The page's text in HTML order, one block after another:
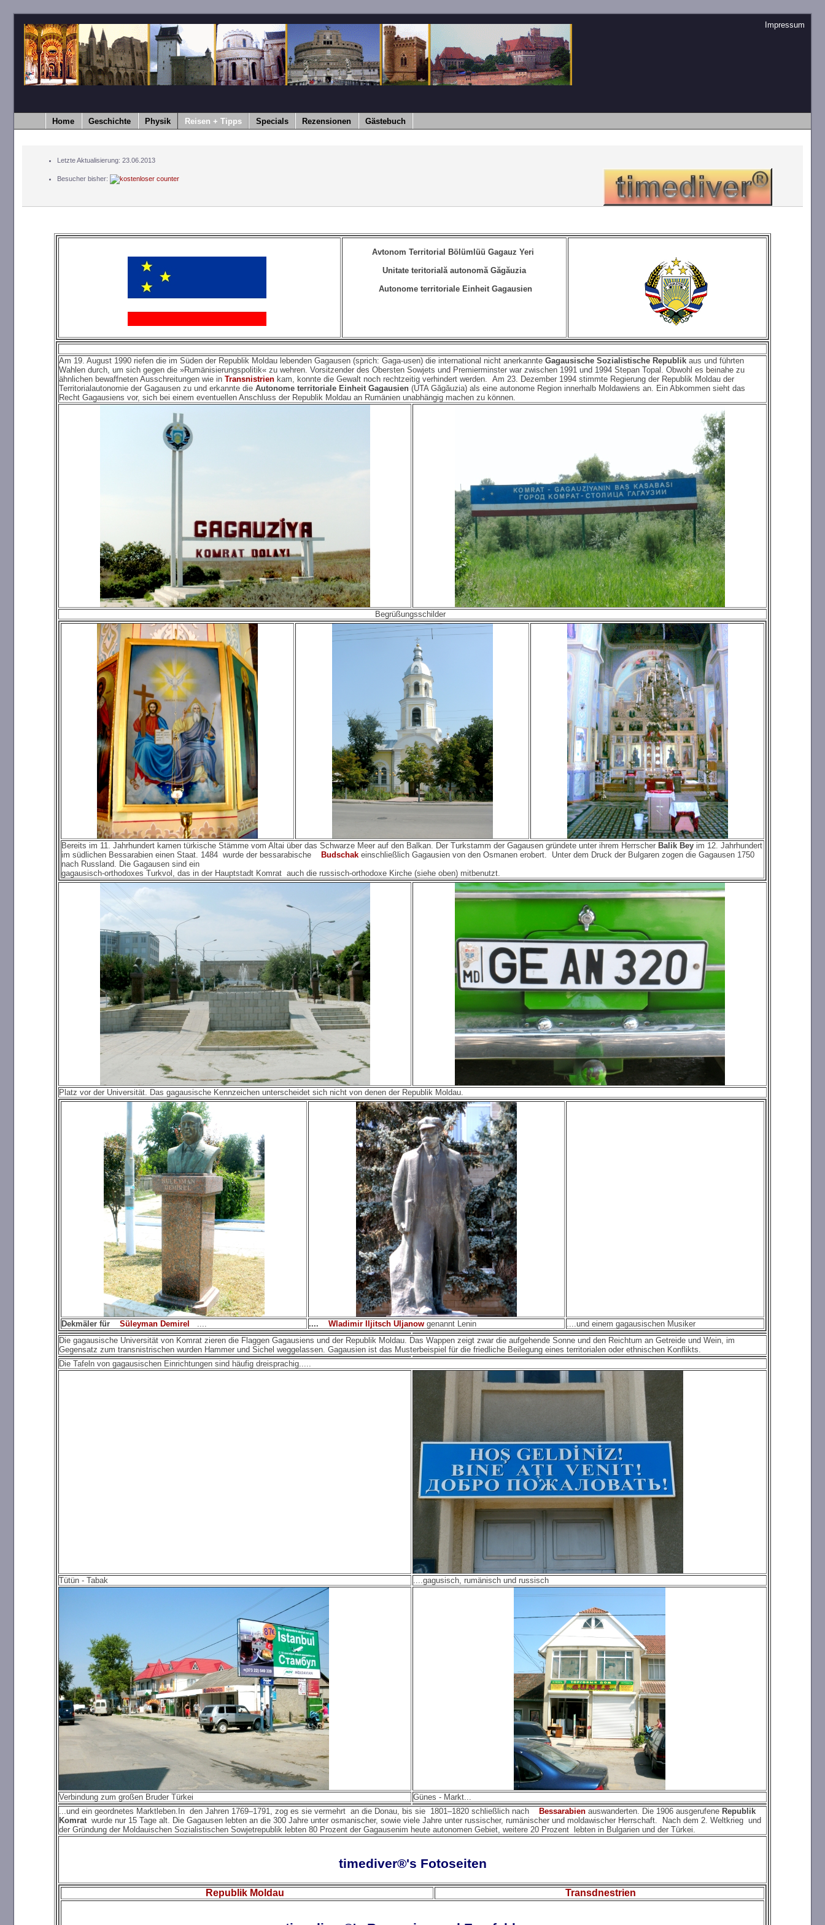
Impressum
Home Geschichte Physik Reisen + Tipps Specials Rezensionen Gästebuch
Letzte Aktualisierung: 23.06.2013
Besucher bisher:
Avtonom Territorial Bölümlüü Gagauz Yeri
Unitate teritorială autonomă Găgăuzia
Autonome territoriale Einheit Gagausien
Am 19. August 1990 riefen die im Süden der Republik Moldau lebenden Gagausen (sprich: Gaga-usen) die international nicht anerkannte Gagausische Sozialistische Republik aus und führten
Wahlen durch, um sich gegen die »Rumänisierungspolitik« zu wehren. Vorsitzender des Obersten Sowjets und Premierminster war zwischen 1991 und 1994 Stepan Topal. Obwohl es beinahe zu
ähnlichen bewaffneten Ausschreitungen wie in Transnistrien kam, konnte die Gewalt noch rechtzeitig verhindert werden. Am 23. Dezember 1994 stimmte Regierung der Republik Moldau der
Territorialautonomie der Gagausen zu und erkannte die Autonome territoriale Einheit Gagausien (UTA Găgăuzia) als eine autonome Region innerhalb Moldawiens an. Ein Abkommen sieht das
Recht Gagausiens vor, sich bei einem eventuellen Anschluss der Republik Moldau an Rumänien unabhängig machen zu können.
Begrüßungsschilder
Bereits im 11. Jahrhundert kamen türkische Stämme vom Altai über das Schwarze Meer auf den Balkan. Der Turkstamm der Gagausen gründete unter ihrem Herrscher Balik Bey im 12. Jahrhundert
im südlichen Bessarabien einen Staat. 1484 wurde der bessarabische
Budschak einschließlich Gagausien von den Osmanen erobert. Unter dem Druck der Bulgaren zogen die Gagausen 1750
nach Russland. Die Gagausen sind ein
gagausisch-orthodoxes Turkvol, das in der Hauptstadt Komrat auch die russisch-orthodoxe Kirche (siehe oben) mitbenutzt.
Platz vor der Universität. Das gagausische Kennzeichen unterscheidet sich nicht von denen der Republik Moldau.
Dekmäler für Süleyman Demirel .... .... Wladimir Iljitsch Uljanow genannt Lenin
....und einem gagausischen Musiker
Die gagausische Universität von Komrat zieren die Flaggen Gagausiens und der Republik Moldau. Das Wappen zeigt zwar die aufgehende Sonne und den Reichtum an Getreide und Wein, im
Gegensatz zum transnistrischen wurden Hammer und Sichel weggelassen. Gagausien ist das Musterbeispiel für die friedliche Beilegung eines territorialen oder ethnischen Konflikts.
Die Tafeln von gagausischen Einrichtungen sind häufig dreisprachig.....
Tütün - Tabak ....gagusisch, rumänisch und russisch
Verbindung zum großen Bruder Türkei
Günes - Markt...
...und ein geordnetes Marktleben.In den Jahren 1769–1791, zog es sie vermehrt an die Donau, bis sie 1801–1820 schließlich nach
Bessarabien auswanderten. Die 1906 ausgerufene Republik
Komratwurde nur 15 Tage alt. Die Gagausen lebten an die 300 Jahre unter osmanischer, sowie viele Jahre unter russischer, rumänischer und moldawischer Herrschaft. Nach dem 2. Weltkrieg und
der Gründung der Moldauischen Sozialistischen Sowjetrepublik lebten 80 Prozent der Gagausenim heute autonomen Gebiet, weitere 20 Prozent lebten in Bulgarien und der Türkei.
timediver®'s Fotoseiten
Republik Moldau Transdnestrien